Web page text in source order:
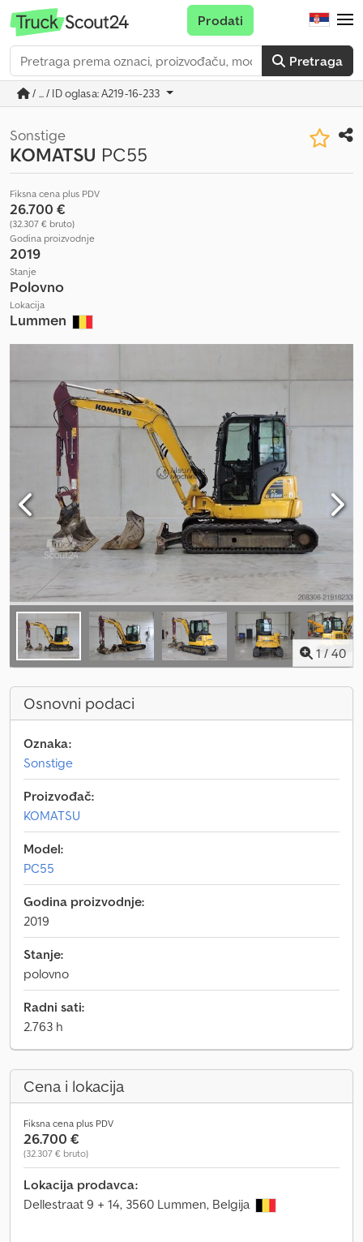
Pretraga
Prodati
/ ... / ID oglasa: A219-16-233
Sonstige
KOMATSU PC55
Fiksna cena plus PDV
26.700 €
(32.307 € bruto)
Godina proizvodnje
2019
Stanje
Polovno
Lokacija
Lummen
1 / 40
Osnovni podaci
Oznaka:
Sonstige
Proizvođač:
KOMATSU
Model:
PC55
Godina proizvodnje:
2019
Stanje:
polovno
Radni sati:
2.763 h
Cena i lokacija
Fiksna cena plus PDV
26.700 €
(32.307 € bruto)
Lokacija prodavca:
Dellestraat 9 + 14, 3560 Lummen, Belgija